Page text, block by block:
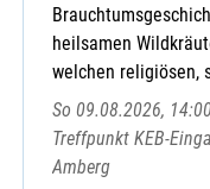
heilsamen
welchen religiösen,
So 09.08.2026,
Treffpunkt KEB-
Amberg